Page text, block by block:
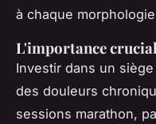
à chaque
L'importance
Investir dans un
des douleurs
sessions marathon,